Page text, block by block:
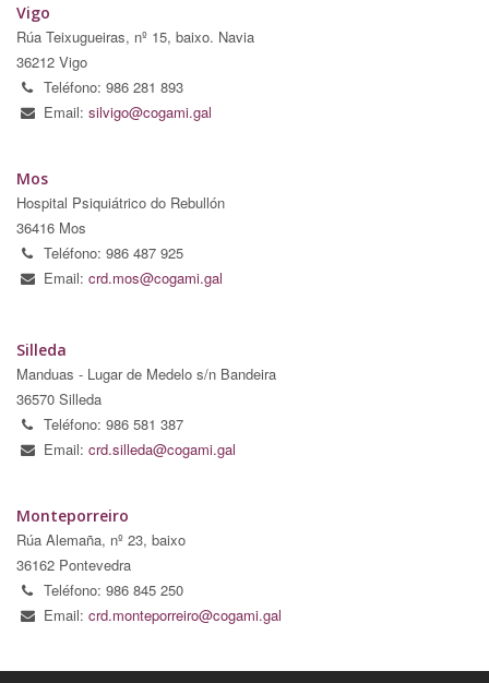
Vigo
Rúa Teixugueiras, nº 15, baixo. Navia
36212 Vigo
Teléfono: 986 281 893
Email: silvigo@cogami.gal
Mos
Hospital Psiquiátrico do Rebullón
36416 Mos
Teléfono: 986 487 925
Email: crd.mos@cogami.gal
Silleda
Manduas - Lugar de Medelo s/n Bandeira
36570 Silleda
Teléfono: 986 581 387
Email: crd.silleda@cogami.gal
Monteporreiro
Rúa Alemaña, nº 23, baixo
36162 Pontevedra
Teléfono: 986 845 250
Email: crd.monteporreiro@cogami.gal